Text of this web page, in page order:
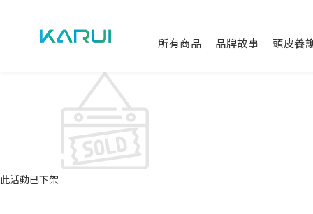
所有商品 品牌故事 頭皮養
此活動已下架